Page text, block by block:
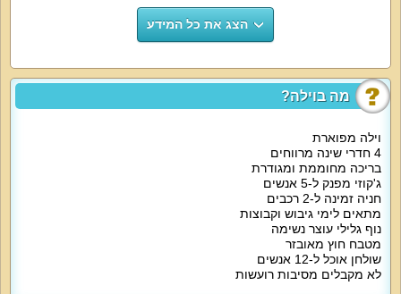
מה בוילה?
וילה מפוארת
4 חדרי שינה מרווחים
בריכה מחוממת ומגודרת
ג'קוזי מפנק ל-5 אנשים
חניה זמינה ל-2 רכבים
מתאים לימי גיבוש וקבוצות
נוף גלילי עוצר נשימה
מטבח חוץ מאובזר
שולחן אוכל ל-12 אנשים
לא מקבלים מסיבות רועשות
הצג את כל המידע